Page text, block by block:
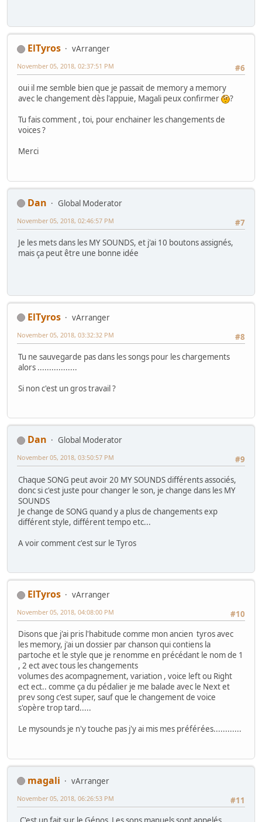
ElTyros
vArranger
#6
November 05, 2018, 02:37:51 PM
oui il me semble bien que je passait de memory a memory
avec le changement dès l'appuie, Magali peux confirmer
?
Tu fais comment , toi, pour enchainer les changements de
voices ?
Merci
Dan
Global Moderator
#7
November 05, 2018, 02:46:57 PM
Je les mets dans les MY SOUNDS, et j'ai 10 boutons assignés,
mais ça peut être une bonne idée
ElTyros
vArranger
#8
November 05, 2018, 03:32:32 PM
Tu ne sauvegarde pas dans les songs pour les chargements
alors .................
Si non c'est un gros travail ?
Dan
Global Moderator
#9
November 05, 2018, 03:50:57 PM
Chaque SONG peut avoir 20 MY SOUNDS différents associés,
donc si c'est juste pour changer le son, je change dans les MY
SOUNDS
Je change de SONG quand y a plus de changements exp
différent style, différent tempo etc...
A voir comment c'est sur le Tyros
ElTyros
vArranger
#10
November 05, 2018, 04:08:00 PM
Disons que j'ai pris l'habitude comme mon ancien tyros avec
les memory, j'ai un dossier par chanson qui contiens la
partoche et le style que je renomme en précédant le nom de 1
, 2 ect avec tous les changements
volumes des acompagnement, variation , voice left ou Right
ect ect.. comme ça du pédalier je me balade avec le Next et
prev song c'est super, sauf que le changement de voice
s'opère trop tard.....
Le mysounds je n'y touche pas j'y ai mis mes préférées............
magali
vArranger
#11
November 05, 2018, 06:26:53 PM